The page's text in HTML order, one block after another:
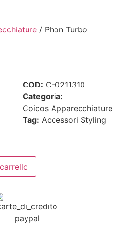
/ Phon Turbo
COD: C-0211310
Categoria:
Coicos Apparecchiature
Tag: Accessori Styling